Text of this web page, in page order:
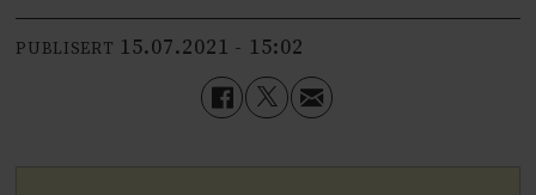
PUBLISERT 15.07.2021 - 15:02